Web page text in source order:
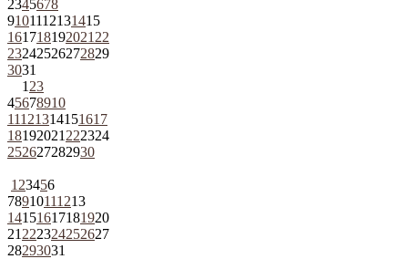
2345678
9101112131415
161718192021 22
23242526272829
3031
1 23
45678910
11121314151617
18192021 222324
252627282930
1 23456
78910111213
14151617181920
21 222324252627
28293031